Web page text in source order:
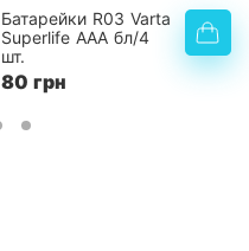
Батарейки R03 Varta
Superlife AАA бл/4
шт.
80 грн